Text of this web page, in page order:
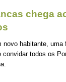
chega
habitante,
todos os